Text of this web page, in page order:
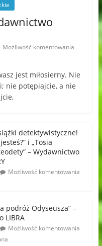
Możliwość komentowania
jest miłosierny. Nie
nie potępiajcie, a nie
detektywistyczne!
i „Tosia
– Wydawnictwo
Możliwość komentowania
podróż Odyseusza” –
LIBRA
Możliwość komentowania